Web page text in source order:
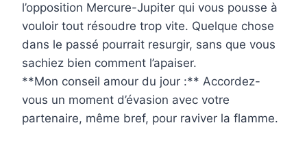
l’opposition Mercure-Jupiter qui vous pousse à
vouloir tout résoudre trop vite. Quelque chose
dans le passé pourrait resurgir, sans que vous
sachiez bien comment l’apaiser.
**Mon conseil amour du jour :** Accordez-
vous un moment d’évasion avec votre
partenaire, même bref, pour raviver la flamme.